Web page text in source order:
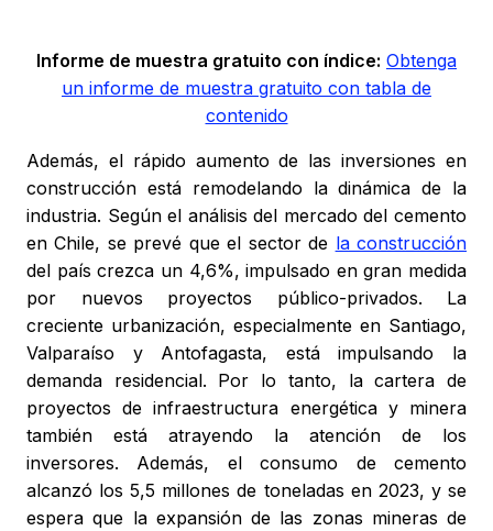
Informe de muestra gratuito con índice: Obtenga
un informe de muestra gratuito con tabla de
contenido
Además, el rápido aumento de las inversiones en
construcción está remodelando la dinámica de la
industria. Según el análisis del mercado del cemento
en Chile, se prevé que el sector de la construcción
del país crezca un 4,6%, impulsado en gran medida
por nuevos proyectos público-privados. La
creciente urbanización, especialmente en Santiago,
Valparaíso y Antofagasta, está impulsando la
demanda residencial. Por lo tanto, la cartera de
proyectos de infraestructura energética y minera
también está atrayendo la atención de los
inversores. Además, el consumo de cemento
alcanzó los 5,5 millones de toneladas en 2023, y se
espera que la expansión de las zonas mineras de